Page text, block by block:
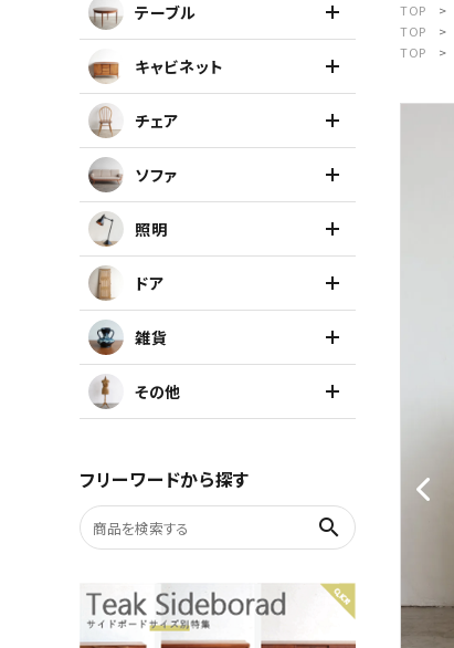
アイテムを探す
テーブル
キャビネット
チェア
ソファ
照明
雑貨
TOP
TOP
TOP
テーブル
キャビネット
チェア
ソファ
照明
ドア
雑貨
その他
フリーワードから探す
search